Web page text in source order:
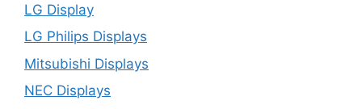
LG Display
LG Philips Displays
Mitsubishi Displays
NEC Displays